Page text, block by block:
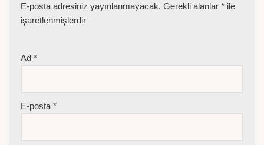
E-posta adresiniz yayınlanmayacak. Gerekli alanlar * ile
işaretlenmişlerdir
Ad *
E-posta *